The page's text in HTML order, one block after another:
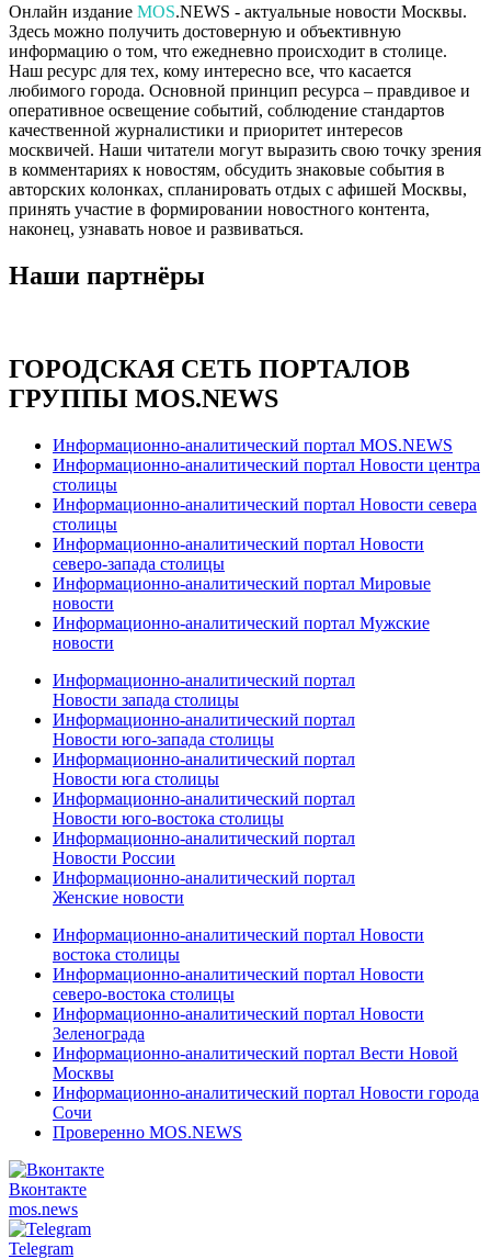
Онлайн издание MOS.NEWS - актуальные новости Москвы.
Здесь можно получить достоверную и объективную
информацию о том, что ежедневно происходит в столице.
Наш ресурс для тех, кому интересно все, что касается
любимого города. Основной принцип ресурса – правдивое и
оперативное освещение событий, соблюдение стандартов
качественной журналистики и приоритет интересов
москвичей. Наши читатели могут выразить свою точку зрения
в комментариях к новостям, обсудить знаковые события в
авторских колонках, спланировать отдых с афишей Москвы,
принять участие в формировании новостного контента,
наконец, узнавать новое и развиваться.
Наши партнёры
ГОРОДСКАЯ СЕТЬ ПОРТАЛОВ
ГРУППЫ MOS.NEWS
Информационно-аналитический портал MOS.NEWS
Информационно-аналитический портал Новости центра
столицы
Информационно-аналитический портал Новости севера
столицы
Информационно-аналитический портал Новости
северо-запада столицы
Информационно-аналитический портал Мировые
новости
Информационно-аналитический портал Мужские
новости
Информационно-аналитический портал
Новости запада столицы
Информационно-аналитический портал
Новости юго-запада столицы
Информационно-аналитический портал
Новости юга столицы
Информационно-аналитический портал
Новости юго-востока столицы
Информационно-аналитический портал
Новости России
Информационно-аналитический портал
Женские новости
Информационно-аналитический портал Новости
востока столицы
Информационно-аналитический портал Новости
северо-востока столицы
Информационно-аналитический портал Новости
Зеленограда
Информационно-аналитический портал Вести Новой
Москвы
Информационно-аналитический портал Новости города
Сочи
Проверенно MOS.NEWS
Вконтакте
mos.news
Telegram